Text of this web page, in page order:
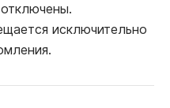
исключительно